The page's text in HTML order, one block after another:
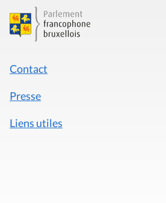
Contact
Presse
Liens utiles